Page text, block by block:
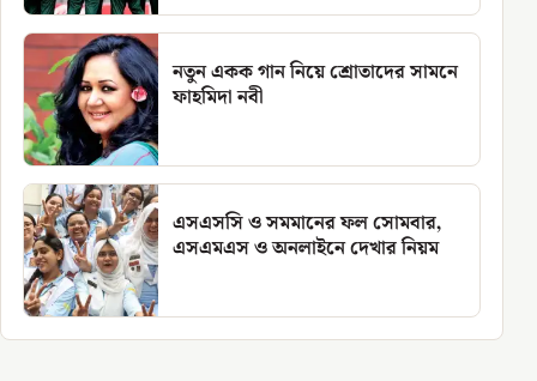
নতুন একক গান নিয়ে শ্রোতাদের সামনে
ফাহমিদা নবী
এসএসসি ও সমমানের ফল সোমবার,
এসএমএস ও অনলাইনে দেখার নিয়ম